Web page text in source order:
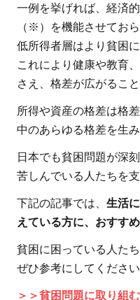
よる
格差
2
格
差
社
会
を
解
決
る
た
め
の
一例を挙げれば、経済
（※）を機能させてお
低所得者層はより貧困
これにより健康や教育
さえ、格差が広がるこ
所得や資産の格差は格
中のあらゆる格差を生
日本でも貧困問題が深
苦しんでいる人たちを
下記の記事では、 生活
えている方に、おすす
貧困に困っている人た
ぜひ参考にしてください
＞＞貧困問題に取り組